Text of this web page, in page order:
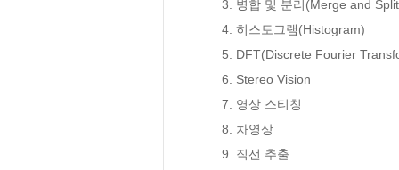
3. 병합 및 분리(Merge and
4. 히스토그램(Histogram)
5. DFT(Discrete Fourier
6. Stereo Vision
7. 영상 스티칭
8. 차영상
9. 직선 추출